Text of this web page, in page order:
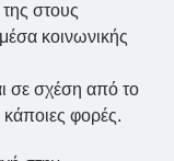
της στους
κοινωνικής
σε σχέση από το
φορές.